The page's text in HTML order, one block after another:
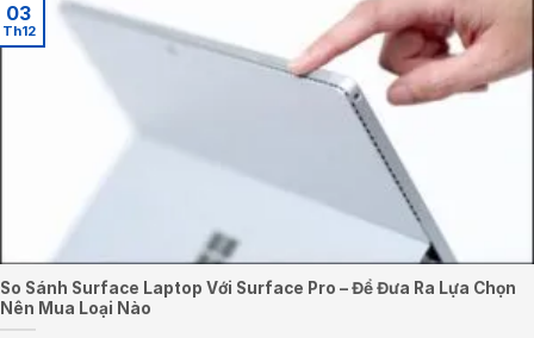
So Sánh Surface Laptop Với Surface Pro – Để Đưa Ra Lựa Chọn
Nên Mua Loại Nào
03
Th12